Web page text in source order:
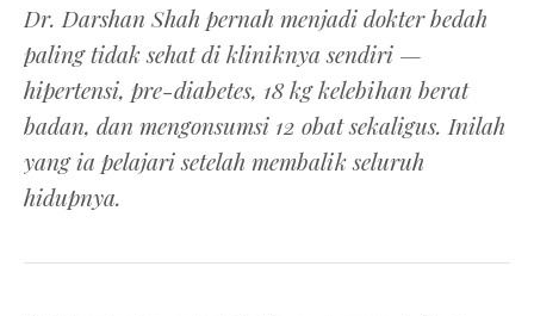
Dr. Darshan Shah pernah menjadi dokter bedah
paling tidak sehat di kliniknya sendiri —
hipertensi, pre-diabetes, 18 kg kelebihan berat
badan, dan mengonsumsi 12 obat sekaligus. Inilah
yang ia pelajari setelah membalik seluruh
hidupnya.